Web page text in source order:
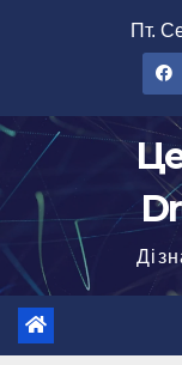
Пт.